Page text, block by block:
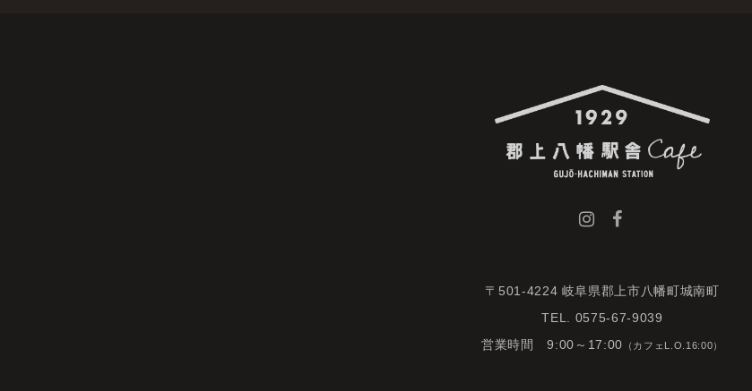
〒501-4224 岐阜県郡上市八幡町城南町
TEL. 0575-67-9039
営業時間 9:00～17:00 （カフェL.O.16:00）